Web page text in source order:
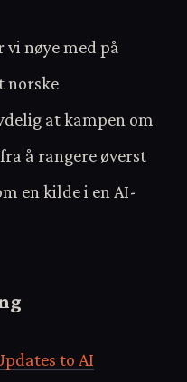
vi nøye med på
norske
at kampen om
å rangere øverst
en kilde i en AI-
to AI